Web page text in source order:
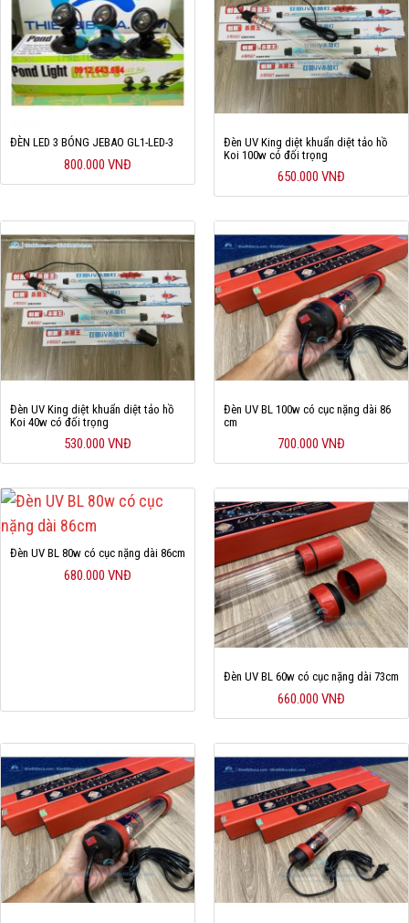
ĐÈN LED 3 BÓNG JEBAO GL1-LED-3
800.000 VNĐ
Đèn UV King diệt khuẩn diệt tảo hồ
Koi 100w có đối trọng
650.000 VNĐ
Đèn UV King diệt khuẩn diệt tảo hồ
Koi 40w có đối trọng
530.000 VNĐ
Đèn UV BL 100w có cục nặng dài 86
cm
700.000 VNĐ
Đèn UV BL 80w có cục nặng dài 86cm
680.000 VNĐ
Đèn UV BL 60w có cục nặng dài 73cm
660.000 VNĐ